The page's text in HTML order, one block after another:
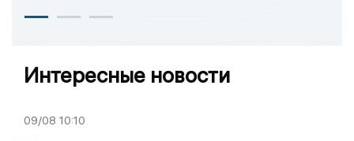
Интересные новости
09/08 10:10